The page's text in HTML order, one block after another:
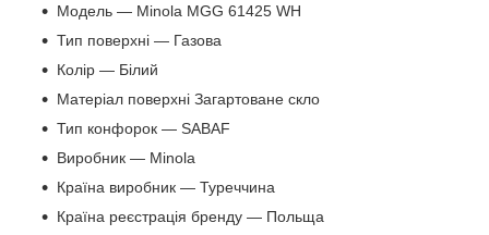
Модель — Minola MGG 61425 WH
Тип поверхні — Газова
Колір — Білий
Матеріал поверхні Загартоване скло
Тип конфорок — SABAF
Виробник — Minola
Країна виробник — Туреччина
Країна реєстрація бренду — Польща